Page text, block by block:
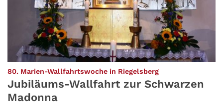
80. Marien-Wallfahrtswoche in Riegelsberg:
Jubiläums-Wallfahrt zur Schwarzen
Madonna